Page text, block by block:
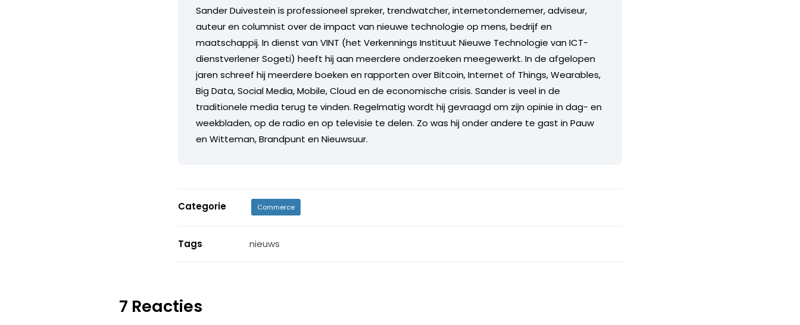
Sander Duivestein is professioneel spreker, trendwatcher, internetondernemer, adviseur,
auteur en columnist over de impact van nieuwe technologie op mens, bedrijf en
maatschappij. In dienst van VINT (het Verkennings Instituut Nieuwe Technologie van ICT-
dienstverlener Sogeti) heeft hij aan meerdere onderzoeken meegewerkt. In de afgelopen
jaren schreef hij meerdere boeken en rapporten over Bitcoin, Internet of Things, Wearables,
Big Data, Social Media, Mobile, Cloud en de economische crisis. Sander is veel in de
traditionele media terug te vinden. Regelmatig wordt hij gevraagd om zijn opinie in dag- en
weekbladen, op de radio en op televisie te delen. Zo was hij onder andere te gast in Pauw
en Witteman, Brandpunt en Nieuwsuur.
Categorie Commerce
Tags nieuws
7 Reacties